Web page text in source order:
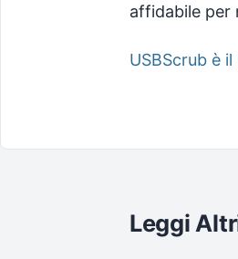
affidabile per
USBScrub è
Leggi